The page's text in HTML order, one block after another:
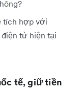
tích hợp với
tử hiện tại
tế, giữ tiền